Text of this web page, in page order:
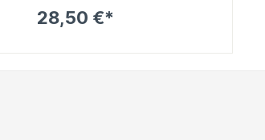
28,50 €*